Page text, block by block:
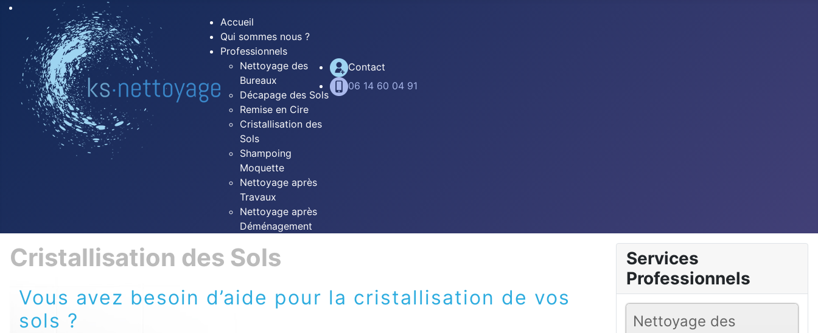
Accueil
Qui sommes nous ?
Professionnels
Nettoyage des
Bureaux
Décapage des Sols
Remise en Cire
Cristallisation des
Sols
Shampoing
Moquette
Nettoyage après
Travaux
Nettoyage après
Déménagement
Contact
06 14 60 04 91
Cristallisation des Sols
Vous avez besoin d’aide pour la cristallisation de vos
sols ?
Services
Professionnels
Nettoyage des